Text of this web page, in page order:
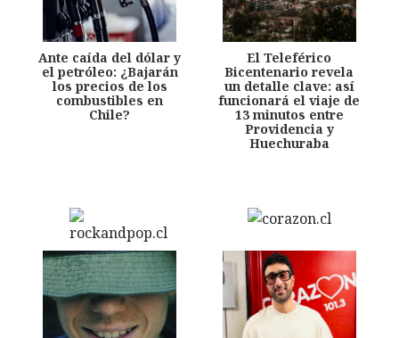
Ante caída del dólar y
el petróleo: ¿Bajarán
los precios de los
combustibles en
Chile?
El Teleférico
Bicentenario revela
un detalle clave: así
funcionará el viaje de
13 minutos entre
Providencia y
Huechuraba